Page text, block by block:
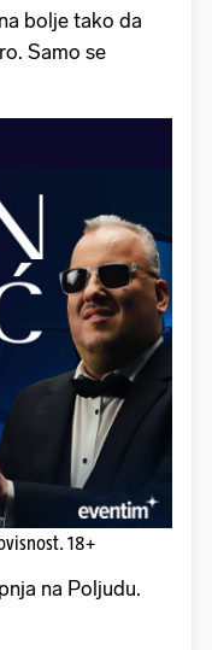
bolje tako da
Samo se
18+
na Poljudu.